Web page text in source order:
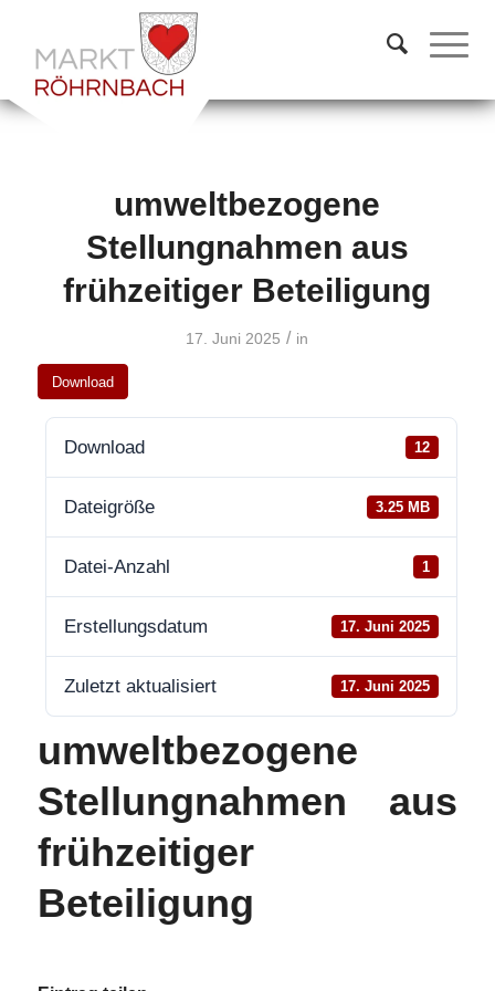
umweltbezogene
Stellungnahmen aus
frühzeitiger Beteiligung
17. Juni 2025 / in
Download
Download 12
Dateigröße 3.25 MB
Datei-Anzahl 1
Erstellungsdatum 17. Juni 2025
Zuletzt aktualisiert 17. Juni 2025
umweltbezogene
Stellungnahmen aus
frühzeitiger
Beteiligung